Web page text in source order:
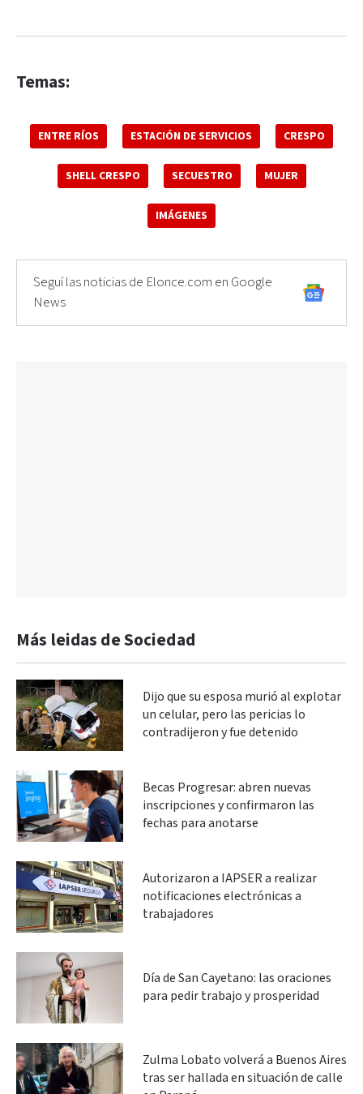
Temas:
ENTRE RÍOS ESTACIÓN DE SERVICIOS CRESPO
SHELL CRESPO SECUESTRO MUJER
IMÁGENES
Seguí las noticias de Elonce.com en Google
News
Más leidas de Sociedad
Dijo que su esposa murió al explotar
un celular, pero las pericias lo
contradijeron y fue detenido
Becas Progresar: abren nuevas
inscripciones y confirmaron las
fechas para anotarse
Autorizaron a IAPSER a realizar
notificaciones electrónicas a
trabajadores
Día de San Cayetano: las oraciones
para pedir trabajo y prosperidad
Zulma Lobato volverá a Buenos Aires
tras ser hallada en situación de calle